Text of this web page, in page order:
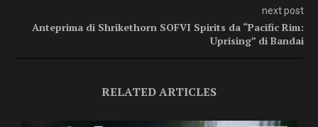
next post
Anteprima di Shrikethorn SOFVI Spirits da “Pacific Rim:
Uprising” di Bandai
RELATED ARTICLES